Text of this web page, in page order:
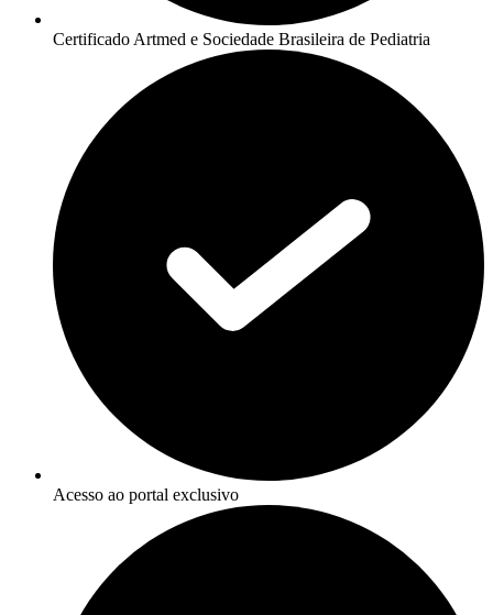
Certificado Artmed e Sociedade Brasileira de Pediatria
Acesso ao portal exclusivo